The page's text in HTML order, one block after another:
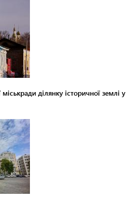
ділянку історичної землі у